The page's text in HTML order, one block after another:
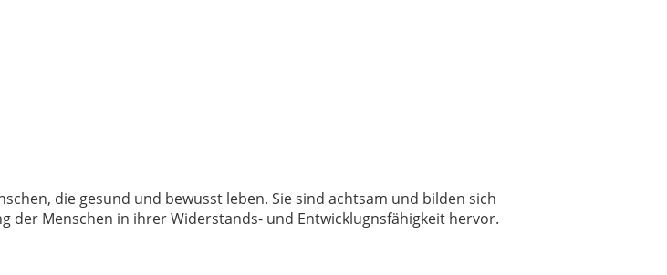
die gesund und bewusst leben. Sie sind achtsam und bilden sich
der Menschen in ihrer Widerstands- und Entwicklugnsfähigkeit hervor.